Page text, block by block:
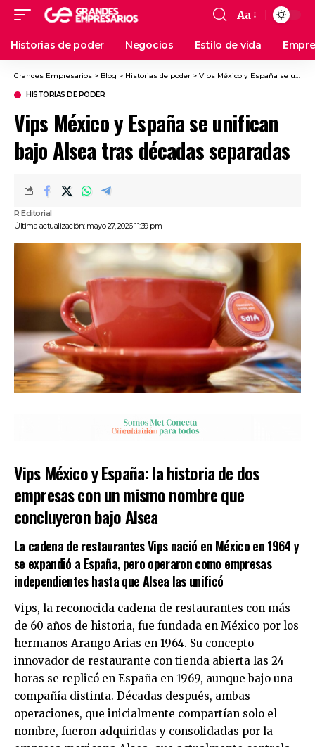
Aa
Historias de poder Negocios Estilo de vida
Grandes Empresarios > Blog > Historias de poder > Vips México y España se unifican bajo Alsea tras décadas separadas
HISTORIAS DE PODER
Vips México y España se unifican
bajo Alsea tras décadas separadas
Última actualización: mayo 27, 2026 11:39 pm
R Editorial
Vips México y España: la historia de dos
empresas con un mismo nombre que
concluyeron bajo Alsea
La cadena de restaurantes Vips nació en México en 1964 y
se expandió a España, pero operaron como empresas
independientes hasta que Alsea las unificó
Vips, la reconocida cadena de restaurantes con más
de 60 años de historia, fue fundada en México por los
hermanos Arango Arias en 1964. Su concepto
innovador de restaurante con tienda abierta las 24
horas se replicó en España en 1969, aunque bajo una
compañía distinta. Décadas después, ambas
operaciones, que inicialmente compartían solo el
nombre, fueron adquiridas y consolidadas por la